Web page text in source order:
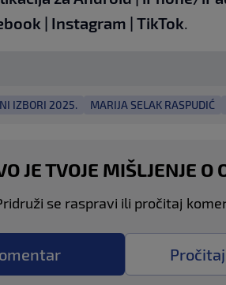
| Instagram | TikTok.
IZBORI 2025. MARIJA SELAK RASPUDIĆ
JE TVOJE MIŠLJENJE O
se raspravi ili pročitaj